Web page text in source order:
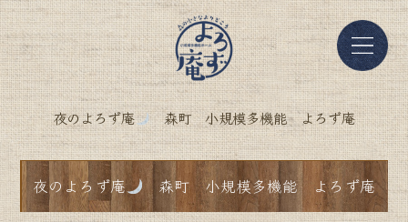
夜のよろず庵 森町 小規模多機能 よろず庵
夜のよろず庵 森町 小規模多機能 よろず庵